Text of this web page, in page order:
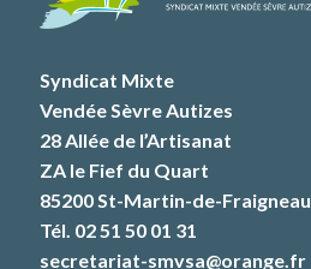
Syndicat Mixte
Vendée Sèvre Autizes
28 Allée de l’Artisanat
ZA le Fief du Quart
85200 St-Martin-de-Fraigneau
Tél. 02 51 50 01 31
secretariat-smvsa@orange.fr